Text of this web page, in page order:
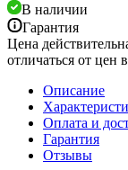
В наличии
Гарантия
Цена
отличаться от цен
Описание
Оплата и
Гарантия
Отзывы